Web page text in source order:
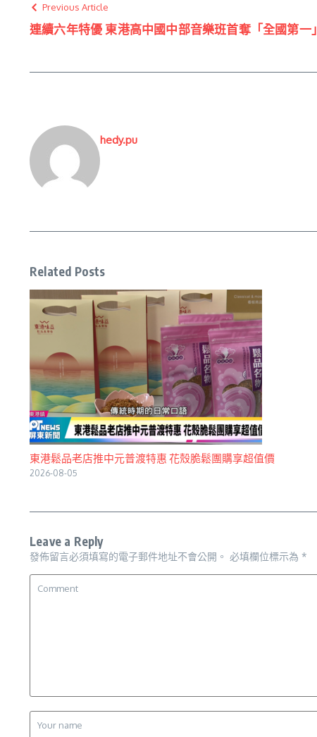
Previous Article
連續六年特優 東港高中國中部音樂班首奪「全國第一」
hedy.pu
Related Posts
東港鬆品老店推中元普渡特惠 花殼脆鬆團購享超值價
2026-08-05
Leave a Reply
發佈留言必須填寫的電子郵件地址不會公開。 必填欄位標示為 *